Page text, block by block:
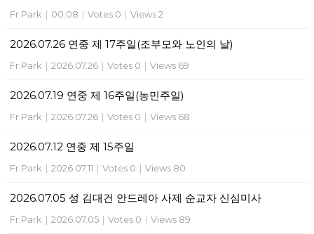
Fr.Park | 00:08 | Votes 0 | Views 2
2026.07.26 연중 제 17주일(조부모와 노인의 날)
Fr.Park | 2026.07.26 | Votes 0 | Views 69
2026.07.19 연중 제 16주일(농민주일)
Fr.Park | 2026.07.26 | Votes 0 | Views 68
2026.07.12 연중 제 15주일
Fr.Park | 2026.07.11 | Votes 0 | Views 80
2026.07.05 성 김대건 안드레아 사제 순교자 신심미사
Fr.Park | 2026.07.05 | Votes 0 | Views 89